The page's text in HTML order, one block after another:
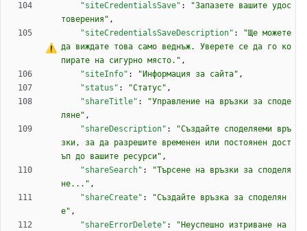
"siteCredentialsSave" :
"Запазете вашите удос
товерения" ,
"siteCredentialsSaveDescription" :
"Ще можете
да виждате това само веднъж. Уверете се да го ко
пирате на сигурно място." ,
"siteInfo" : "Информация за сайта" ,
"status" : "Статус" ,
"shareTitle" :
"Управление на връзки за споде
ляне" ,
"shareDescription" :
"Създайте споделяеми връ
зки, за да разрешите временен или постоянен дост
ъп до вашите ресурси" ,
"shareSearch" :
"Търсене на връзки за споделя
не..." ,
"shareCreate" :
"Създайте връзка за споделян
е" ,
"shareErrorDelete" :
"Неуспешно изтриване на